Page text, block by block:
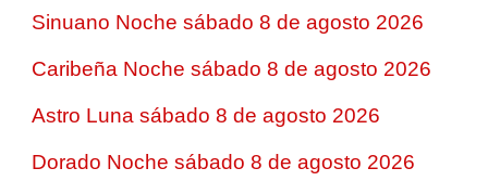
Sinuano Noche sábado 8 de agosto 2026
Caribeña Noche sábado 8 de agosto 2026
Astro Luna sábado 8 de agosto 2026
Dorado Noche sábado 8 de agosto 2026